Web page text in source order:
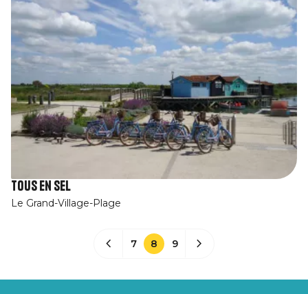
Tous en sel
Le Grand-Village-Plage
7 8 9